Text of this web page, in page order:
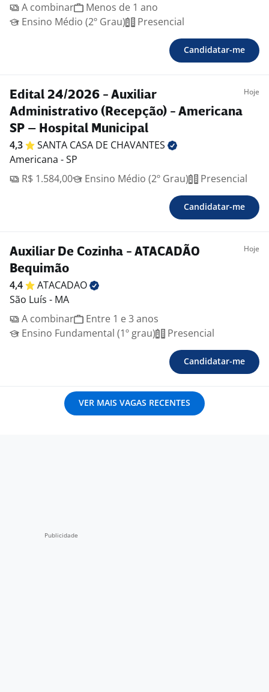
A combinar
Menos de 1 ano
Ensino Médio (2º Grau)
Presencial
Candidatar-me
Edital 24/2026 - Auxiliar
Administrativo (Recepção) - Americana
SP – Hospital Municipal
Hoje
4,3 SANTA CASA DE CHAVANTES
Americana - SP
R$ 1.584,00
Ensino Médio (2º Grau) Presencial
Candidatar-me
Auxiliar De Cozinha - ATACADÃO
Bequimão
Hoje
4,4
ATACADAO
São Luís - MA
A combinar
Entre 1 e 3 anos
Ensino Fundamental (1º grau)
Presencial
Candidatar-me
VER MAIS VAGAS RECENTES